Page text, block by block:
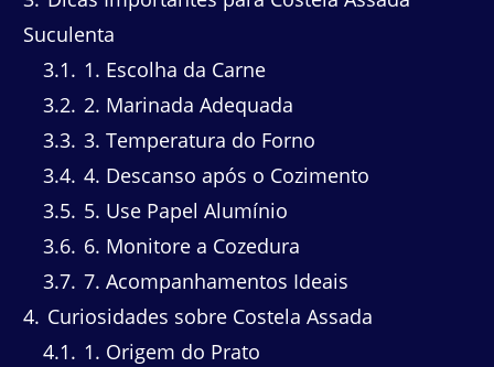
Suculenta
3.1
1. Escolha da Carne
3.2 2. Marinada Adequada
3.3 3. Temperatura do Forno
3.4 4. Descanso após o Cozimento
3.5 5. Use Papel Alumínio
3.6 6. Monitore a Cozedura
3.7 7. Acompanhamentos Ideais
4 Curiosidades sobre Costela Assada
4.1
1. Origem do Prato